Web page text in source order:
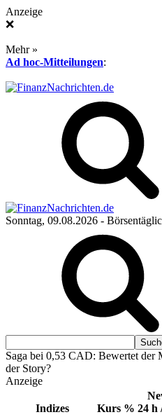
Anzeige
❌
Mehr »
Ad hoc-Mitteilungen:
Sonntag, 09.08.2026 -
Saga bei 0,53 CAD: Bewertet der
der Story?
Anzeige
Indizes Kurs % 24 h